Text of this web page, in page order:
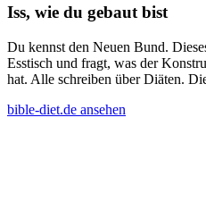
Iss, wie du gebaut bist
Du kennst den Neuen Bund.
Esstisch und fragt, was der
hat. Alle schreiben über Diäten.
bible-diet.de ansehen